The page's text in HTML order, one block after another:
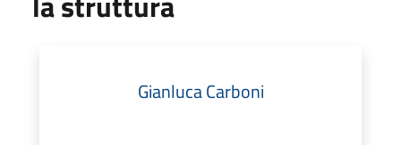
Gianluca Carboni